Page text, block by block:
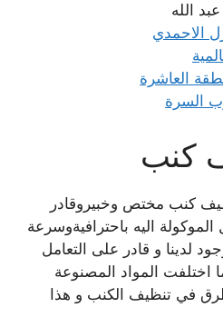
الله
الاحمدي
العاشرة
السرة
كنب
كنب مختص وخبيروقادر
اليه باحترافيةوسرعة
لدينا و قادر على التعامل
اختلفت المواد المصنوعة
في تنظيف الكنب و هذا